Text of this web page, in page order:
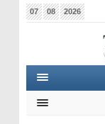
07 08 2026